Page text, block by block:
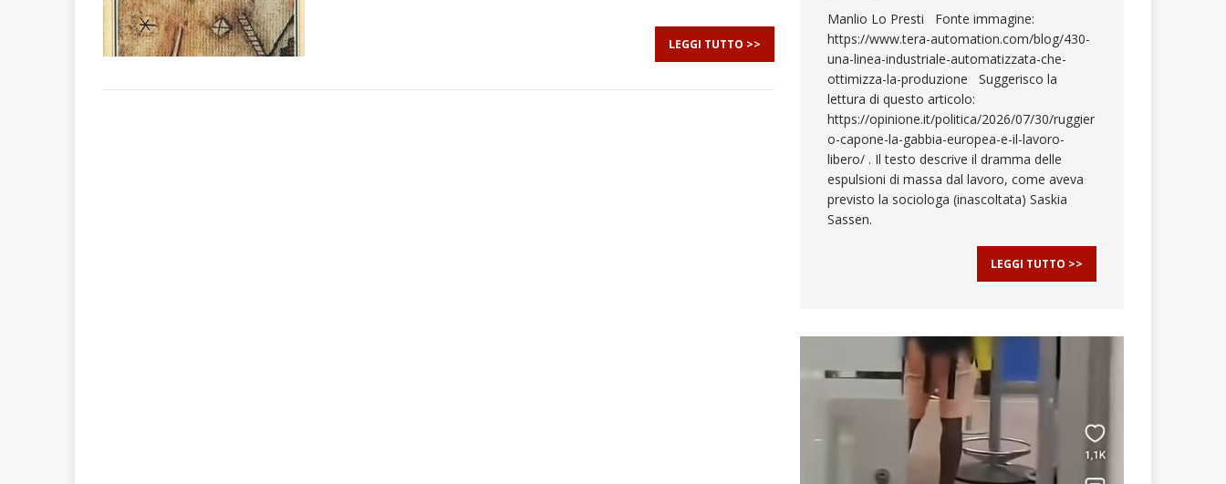
LEGGI TUTTO >>
Manlio Lo Presti Fonte immagine:
https://www.tera-automation.com/blog/430-
una-linea-industriale-automatizzata-che-
ottimizza-la-produzione Suggerisco la
lettura di questo articolo:
https://opinione.it/politica/2026/07/30/ruggier
o-capone-la-gabbia-europea-e-il-lavoro-
libero/ . Il testo descrive il dramma delle
espulsioni di massa dal lavoro, come aveva
previsto la sociologa (inascoltata) Saskia
Sassen.
LEGGI TUTTO >>